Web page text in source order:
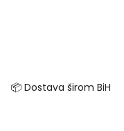
📦 Dostava širom BiH